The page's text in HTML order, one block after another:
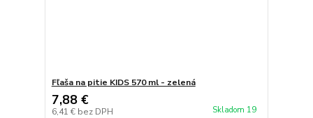
Fľaša na pitie KIDS 570 ml - zelená
7,88 €
6,41 € bez DPH Skladom 19